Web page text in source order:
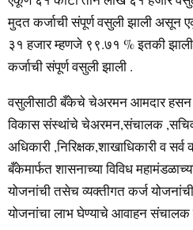
मुदत कर्जाची संपूर्ण वसुली झाली
३१ हजार म्हणजे ९९.७१ % इतकी
कर्जाची संपूर्ण वसुली झाली .
वसुलीसाठी बँकेचे चेअरमन आमदार हसन
विकास संस्थांचे चेअरमन,संचालक
अधिकारी ,निरिक्षक,शाखाधिकारी व
बँकेमार्फत शासनाच्या विविध
योजनांची तसेच व्यक्तीगत कर्ज
योजनांचा लाभ घेण्याचे आवाहन संचालक